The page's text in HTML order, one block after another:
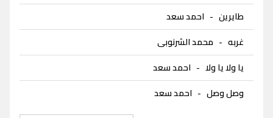
طايرين - احمد سعد
غربه - محمد الشرنوبى
يا ولا يا ولا - احمد سعد
وصل وصل - احمد سعد